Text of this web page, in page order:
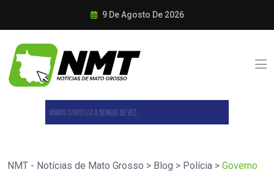
9 De Agosto De 2026
NMT - Notícias de Mato Grosso > Blog > Polícia > Governo